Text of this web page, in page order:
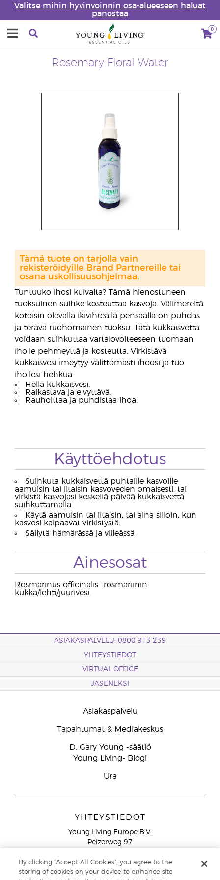
Valitse mihin hyvinvoinnin osa-alueeseen haluat
panostaa
0
Rosemary Floral Water
Tuntuuko ihosi kuivalta? Tämä hienostuneen
tuoksuinen suihke kosteuttaa kasvoja. Välimereltä
kotoisin olevalla ikivihreällä pensaalla on puhdas
ja terävä ruohomainen tuoksu. Tätä kukkaisvettä
voidaan suihkuttaa vartalovoiteeseen tuomaan
iholle pehmeyttä ja kosteutta. Virkistävä
kukkaisvesi imeytyy välittömästi ihoosi ja tuo
ihollesi hehkua.
Hellä kukkaisvesi.
Raikastava ja elvyttävä.
Rauhoittaa ja puhdistaa ihoa.
Tämä tuote on tarjolla vain
rekisteröidyille Brand Partnereille tai
osana uskollisuusohjelmaa.
Käyttöehdotus
Suihkuta kukkaisvettä puhtaille kasvoille
aamuisin tai iltaisin kasvoveden omaisesti, tai
virkistä kasvojasi keskellä päivää kukkaisvettä
suihkuttamalla.
Käytä aamuisin tai iltaisin, tai aina silloin, kun
kasvosi kaipaavat virkistystä.
Säilytä hämärässä ja viileässä
Ainesosat
Rosmarinus officinalis -rosmariinin
kukka/lehti/juurivesi.
ASIAKASPALVELU: 0800 913 239
YHTEYSTIEDOT
VIRTUAL OFFICE
JÄSENEKSI
Asiakaspalvelu
Tapahtumat & Mediakeskus
D. Gary Young -säätiö
Young Living- Blogi
Ura
YHTEYSTIEDOT
Young Living Europe B.V.
Peizerweg 97
Netherlands
Ilmainen yhteydenotto lankanumeroista Suomesta
By clicking “Accept All Cookies”, you agree to the
storing of cookies on your device to enhance site